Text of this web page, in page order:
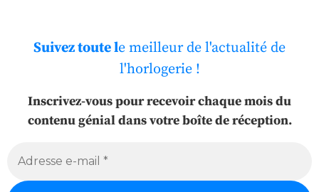
Suivez toute le meilleur de l'actualité de
l'horlogerie !
Inscrivez-vous pour recevoir chaque mois du
contenu génial dans votre boîte de réception.